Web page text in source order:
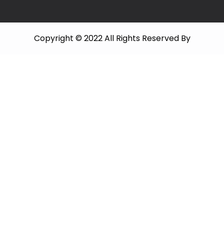
Copyright © 2022 All Rights Reserved By